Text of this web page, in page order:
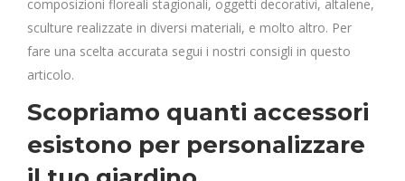
composizioni floreali stagionali, oggetti decorativi, altalene,
sculture realizzate in diversi materiali, e molto altro. Per
fare una scelta accurata segui i nostri consigli in questo
articolo.
Scopriamo quanti accessori
esistono per personalizzare